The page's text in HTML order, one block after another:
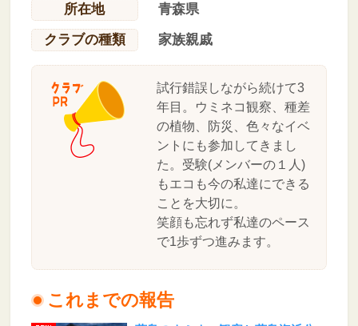
所在地
青森県
クラブの種類
家族親戚
試行錯誤しながら続けて3
年目。ウミネコ観察、種差
の植物、防災、色々なイベ
ントにも参加してきまし
た。受験(メンバーの１人)
もエコも今の私達にできる
ことを大切に。
笑顔も忘れず私達のペース
で1歩ずつ進みます。
これまでの報告